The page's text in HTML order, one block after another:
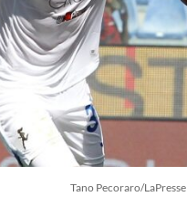
Tano Pecoraro/LaPresse